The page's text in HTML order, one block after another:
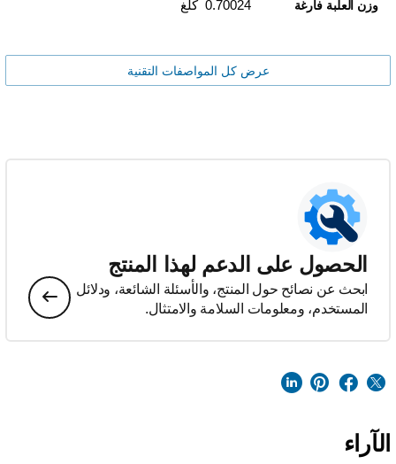
وزن العلبة فارغة 0.70024 كلغ
عرض كل المواصفات التقنية
الحصول على الدعم لهذا المنتج
ابحث عن نصائح حول المنتج، والأسئلة الشائعة، ودلائل
المستخدم، ومعلومات السلامة والامتثال.
الآراء